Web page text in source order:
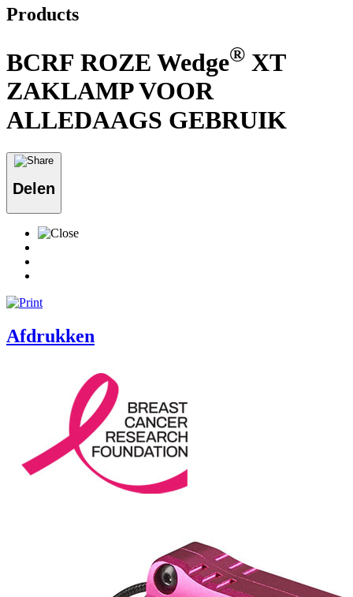
Products
BCRF ROZE Wedge® XT
ZAKLAMP VOOR
ALLEDAAGS GEBRUIK
Delen
Afdrukken